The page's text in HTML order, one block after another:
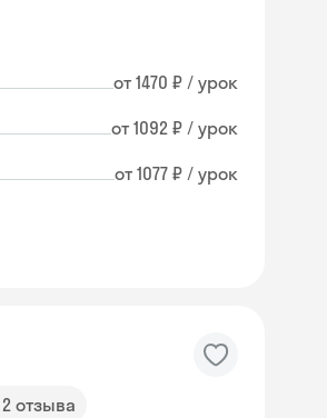
от 1470 ₽ / урок
от 1092 ₽ / урок
от 1077 ₽ / урок
2 отзыва